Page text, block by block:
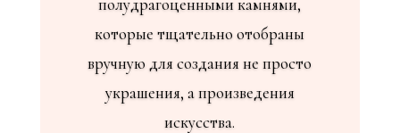
полудрагоценными камнями,
которые тщательно отобраны
вручную для создания не просто
украшения, а произведения
искусства.